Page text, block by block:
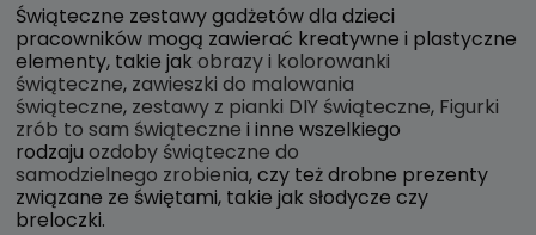
Świąteczne zestawy gadżetów dla dzieci
pracowników mogą zawierać kreatywne i plastyczne
elementy, takie jak obrazy i kolorowanki
świąteczne, zawieszki do malowania
świąteczne, zestawy z pianki DIY świąteczne, Figurki
zrób to sam świąteczne i inne wszelkiego
rodzaju ozdoby świąteczne do
samodzielnego zrobienia, czy też drobne prezenty
związane ze świętami, takie jak słodycze czy
breloczki.